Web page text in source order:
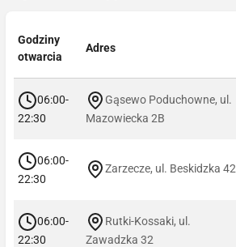
Godziny
otwarcia
Adres
06:00-
22:30
Gąsewo Poduchowne, ul.
Mazowiecka 2B
06:00-
22:30
Zarzecze, ul. Beskidzka 42
06:00-
22:30
Rutki-Kossaki, ul.
Zawadzka 32